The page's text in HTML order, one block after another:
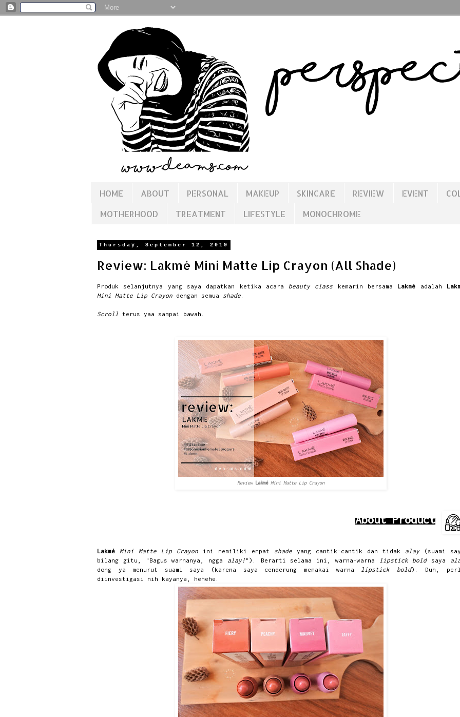
HOME ABOUT PERSONAL MAKEUP SKINCARE REVIEW EVENT
MOTHERHOOD
TREATMENT LIFESTYLE MONOCHROME
Thursday, September 12, 2019
Review: Lakmé Mini Matte Lip Crayon (All Shade)
Produk selanjutnya yang saya dapatkan ketika acara beauty class kemarin bersama Lakmé adalah
Mini Matte Lip Crayon dengan semua shade
Scroll terus yaa sampai bawah.
Review Lakmé Mini Matte Lip Crayon
About Product
Lakmé Mini Matte Lip Crayon ini memiliki empat shade yang cantik-cantik dan tidak alay(suami
bilang gitu, "Bagus warnanya, ngga alay! "). Berarti selama ini, warna-warna lipstick bold saya
dong ya menurut suami saya (karena saya cenderung memakai warna lipstick bold). Duh,
diinvestigasi nih kayanya, hehehe.